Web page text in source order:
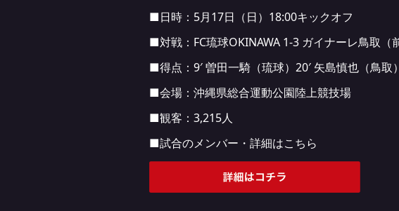
■日時：5月17日（日）18:00キックオフ
■対戦：FC琉球OKINAWA 1-3 ガイナーレ鳥取（
■得点：9′ 曽田一騎（琉球）20′ 矢島慎也（鳥取
■会場：沖縄県総合運動公園陸上競技場
■観客：3,215人
■試合のメンバー・詳細はこちら